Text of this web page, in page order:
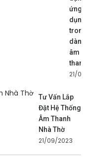
ứng
dụng
trong
dàn
âm
thanh
21/
Tư Vấn Lắp
Đặt Hệ Thống
Âm Thanh
Nhà Thờ
21/09/2023